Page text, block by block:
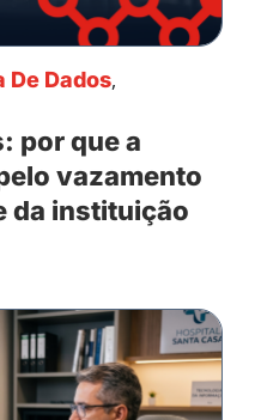
De Dados,
por que a
vazamento
da instituição